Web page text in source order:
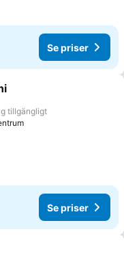
Se priser
i Mina Favoriter
tillgängligt
Se priser
i Mina Favoriter